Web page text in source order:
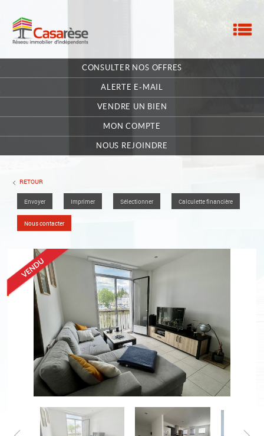
NOTRE RÉSEAU
MA SÉLECTION 0
POSTULEZ EN LIGNE
CONSULTER NOS OFFRES
ALERTE E-MAIL
VENDRE UN BIEN
MON COMPTE
NOUS REJOINDRE
RETOUR
Envoyer Imprimer Sélectionner Calculette financière
Nous contacter